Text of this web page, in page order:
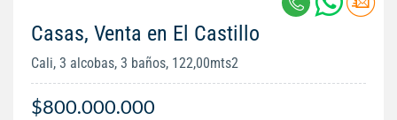
Casas, Venta en El Castillo
Cali, 3 alcobas, 3 baños, 122,00mts2
$800.000.000